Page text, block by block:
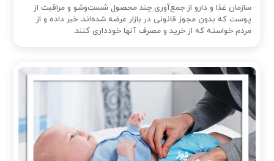
سازمان غذا و دارو از جمع‌آوری چند محصول شست‌وشو و مراقبت از
پوست که بدون مجوز قانونی در بازار عرضه شده‌اند، خبر داده و از
مردم خواسته که از خرید و مصرف آنها خودداری کنند.